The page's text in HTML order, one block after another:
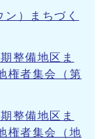
）まちづく
整備地区ま
権者集会（第
整備地区ま
権者集会（地